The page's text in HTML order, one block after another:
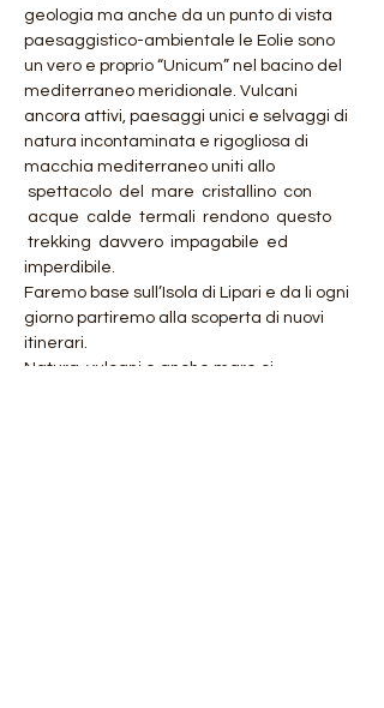
geologia ma anche da un punto di vista
paesaggistico-ambientale le Eolie sono
un vero e proprio “Unicum” nel bacino del
mediterraneo meridionale. Vulcani
ancora attivi, paesaggi unici e selvaggi di
natura incontaminata e rigogliosa di
macchia mediterraneo uniti allo
spettacolo  del  mare  cristallino  con
acque  calde  termali  rendono  questo
trekking  davvero  impagabile  ed
imperdibile.
Faremo base sull’Isola di Lipari e da li ogni
giorno partiremo alla scoperta di nuovi
itinerari.
Natura, vulcani e anche mare ci